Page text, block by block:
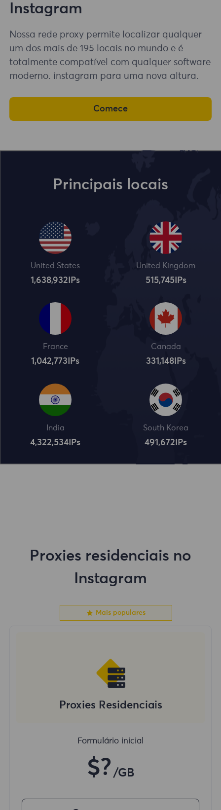
Instagram
Nossa rede proxy permite localizar qualquer
um dos mais de 195 locais no mundo e é
totalmente compatível com qualquer software
moderno. instagram para uma nova altura.
Comece
Principais locais
United States
1,638,932 IPs
United Kingdom
515,745IPs
France
1,042,773 IPs
Canada
331,148IPs
India
4,322,534 IPs
South Korea
491,672 IPs
Proxies residenciais no
Instagram
Mais populares
Proxies Residenciais
Formulário inicial
$? /GB